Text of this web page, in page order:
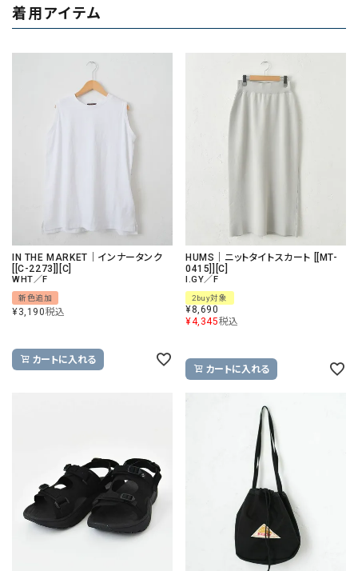
着用アイテム
IN THE MARKET｜インナータンク
[[C-2273]][C]
WHT／F
新色追加
¥3,190税込
カートに入れる
HUMS｜ニットタイトスカート [[MT-
0415]][C]
I.GY／F
2buy対象
¥8,690
¥4,345税込
カートに入れる